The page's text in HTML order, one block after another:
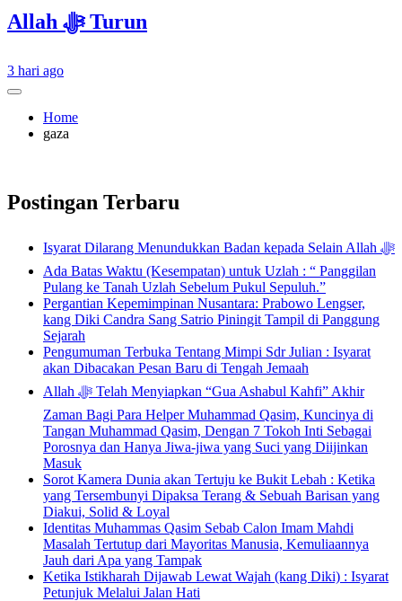
Allah ﷻ Turun
3 hari ago
Home
gaza
Postingan Terbaru
Isyarat Dilarang Menundukkan Badan kepada Selain Allah ﷻ
Ada Batas Waktu (Kesempatan) untuk Uzlah : “ Panggilan
Pulang ke Tanah Uzlah Sebelum Pukul Sepuluh.”
Pergantian Kepemimpinan Nusantara: Prabowo Lengser,
kang Diki Candra Sang Satrio Piningit Tampil di Panggung
Sejarah
Pengumuman Terbuka Tentang Mimpi Sdr Julian : Isyarat
akan Dibacakan Pesan Baru di Tengah Jemaah
Allah ﷻ Telah Menyiapkan “Gua Ashabul Kahfi” Akhir
Zaman Bagi Para Helper Muhammad Qasim, Kuncinya di
Tangan Muhammad Qasim, Dengan 7 Tokoh Inti Sebagai
Porosnya dan Hanya Jiwa-jiwa yang Suci yang Diijinkan
Masuk
Sorot Kamera Dunia akan Tertuju ke Bukit Lebah : Ketika
yang Tersembunyi Dipaksa Terang & Sebuah Barisan yang
Diakui, Solid & Loyal
Identitas Muhammas Qasim Sebab Calon Imam Mahdi
Masalah Tertutup dari Mayoritas Manusia, Kemuliaannya
Jauh dari Apa yang Tampak
Ketika Istikharah Dijawab Lewat Wajah (kang Diki) : Isyarat
Petunjuk Melalui Jalan Hati